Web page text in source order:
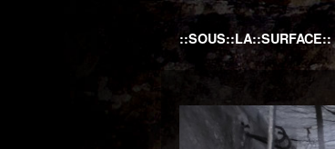
::SOUS::LA::SURFACE::